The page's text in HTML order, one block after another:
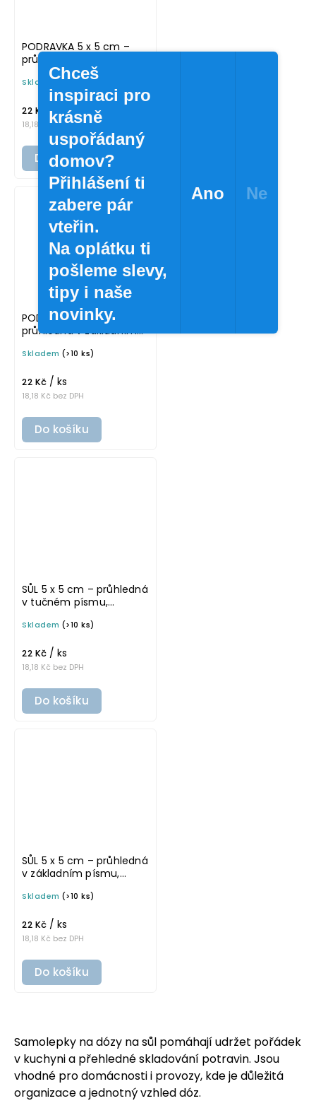
PODRAVKA 5 x 5 cm –
průhledná v tučném
písmu, omyvatelná
samolepka na
potravinové dózy
Skladem (>10 ks)
18,18 Kč bez DPH
22 Kč / ks
Do košíku
PODRAVKA 5 x 5 cm –
průhledná v základním
samolepka na
Skladem (>10 ks)
18,18 Kč bez DPH
22 Kč / ks
Do košíku
SŮL 5 x 5 cm – průhledná
v tučném písmu,
na potravinové dózy
Skladem (>10 ks)
18,18 Kč bez DPH
22 Kč / ks
Do košíku
SŮL 5 x 5 cm – průhledná
v základním písmu,
na potravinové dózy
Skladem (>10 ks)
18,18 Kč bez DPH
22 Kč / ks
Do košíku
Samolepky na dózy na sůl pomáhají udržet pořádek
v kuchyni a přehledné skladování potravin. Jsou
vhodné pro domácnosti i provozy, kde je důležitá
organizace a jednotný vzhled dóz.
Chceš
inspiraci pro
krásně
uspořádaný
domov?
Přihlášení ti
zabere pár
vteřin.
Na oplátku ti
pošleme slevy,
tipy i naše
novinky.
Ano Ne